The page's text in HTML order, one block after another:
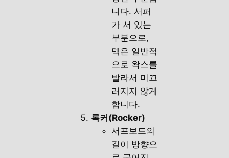
니다. 서퍼
가 서 있는
부분으로,
덱은 일반적
으로 왁스를
발라서 미끄
러지지 않게
합니다.
록커(Rocker)
서프보드의
길이 방향으